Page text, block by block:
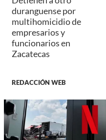
duranguense por
multihomicidio de
empresarios y
funcionarios en
Zacatecas
REDACCIÓN WEB